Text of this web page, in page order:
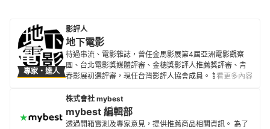
專家・達人
影評人
地下電影
待過串流、電影雜誌，曾任金馬影展第4屆亞洲電影觀察
團、台北電影獎媒體評審、金穗獎影評人推薦獎評審、青
春影展初選評審，現任台灣影評人協會成員。 評論文章散
CATCHPLAY+、Giloo紀實影音等各大媒體平台與紙本刊
物。
地下電影的簡介
看更多內容
株式會社 mybest
mybest 編輯部
透過開箱實測及專家意見，提供推薦商品相關資訊。 為了